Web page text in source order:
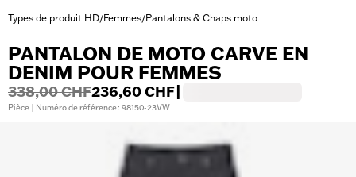
Types de produit HD/Femmes/Pantalons & Chaps moto
PANTALON DE MOTO CARVE EN
DENIM POUR FEMMES
338,00 CHF236,60 CHF
Pièce | Numéro de référence : 98150-23VW